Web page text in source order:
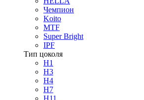
Чемпион
Koito
MTF
Super Bright
IPF
Тип цоколя
H1
H3
H4
H7
H11